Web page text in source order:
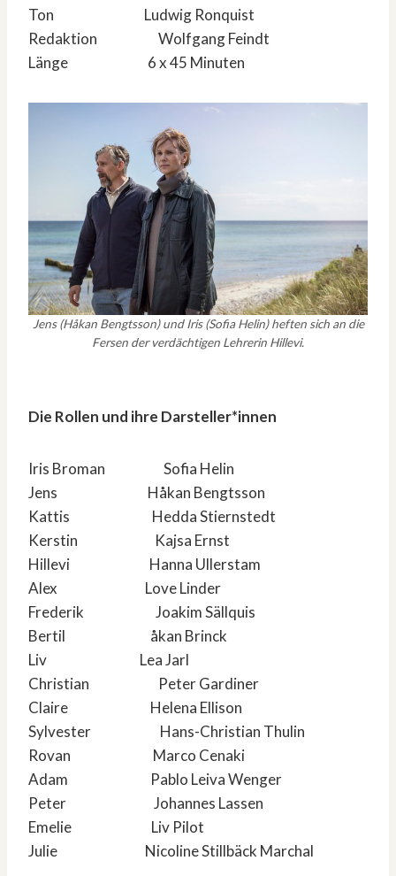
Ton Ludwig Ronquist
Redaktion Wolfgang Feindt
Länge 6 x 45 Minuten
Jens (Håkan Bengtsson) und Iris (Sofia Helin) heften sich an die
Fersen der verdächtigen Lehrerin Hillevi.
Die Rollen und ihre Darsteller*innen
Iris Broman Sofia Helin
Jens Håkan Bengtsson
Kattis Hedda Stiernstedt
Kerstin Kajsa Ernst
Hillevi Hanna Ullerstam
Alex Love Linder
Frederik Joakim Sällquis
Bertil åkan Brinck
Liv Lea Jarl
Christian Peter Gardiner
Claire Helena Ellison
Sylvester Hans-Christian Thulin
Rovan Marco Cenaki
Adam Pablo Leiva Wenger
Peter Johannes Lassen
Emelie Liv Pilot
Julie Nicoline Stillbäck Marchal